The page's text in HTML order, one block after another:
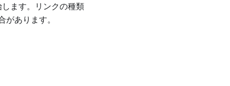
ます。リンクの種類
あります。